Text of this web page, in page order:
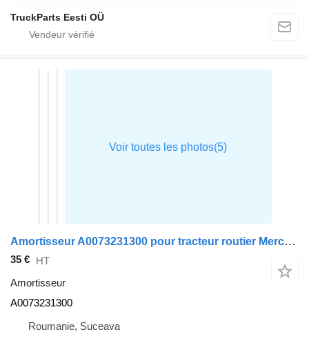
TruckParts Eesti OÜ
Amortisseur A0073231300 pour tracteur routier Mercedes-Benz AXOR
35 € HT
Amortisseur
A0073231300
Roumanie, Suceava